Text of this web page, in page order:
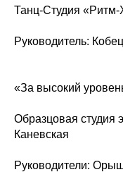
Танц-Студия «Ритм-
Руководитель:
«За высокий
Образцовая студия
Каневская
Руководители: